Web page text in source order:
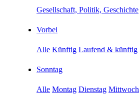
Gesellschaft, Politik, Geschichte
Vorbei
Alle Künftig Laufend & künftig
Sonntag
Alle Montag Dienstag Mittwoch